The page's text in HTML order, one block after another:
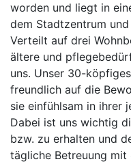
worden und liegt in
dem Stadtzentrum
Verteilt auf drei
ältere und
uns. Unser 30-
freundlich auf die
sie einfühlsam in ihrer
Dabei ist uns wichtig
bzw. zu erhalten und
tägliche Betreuung mit